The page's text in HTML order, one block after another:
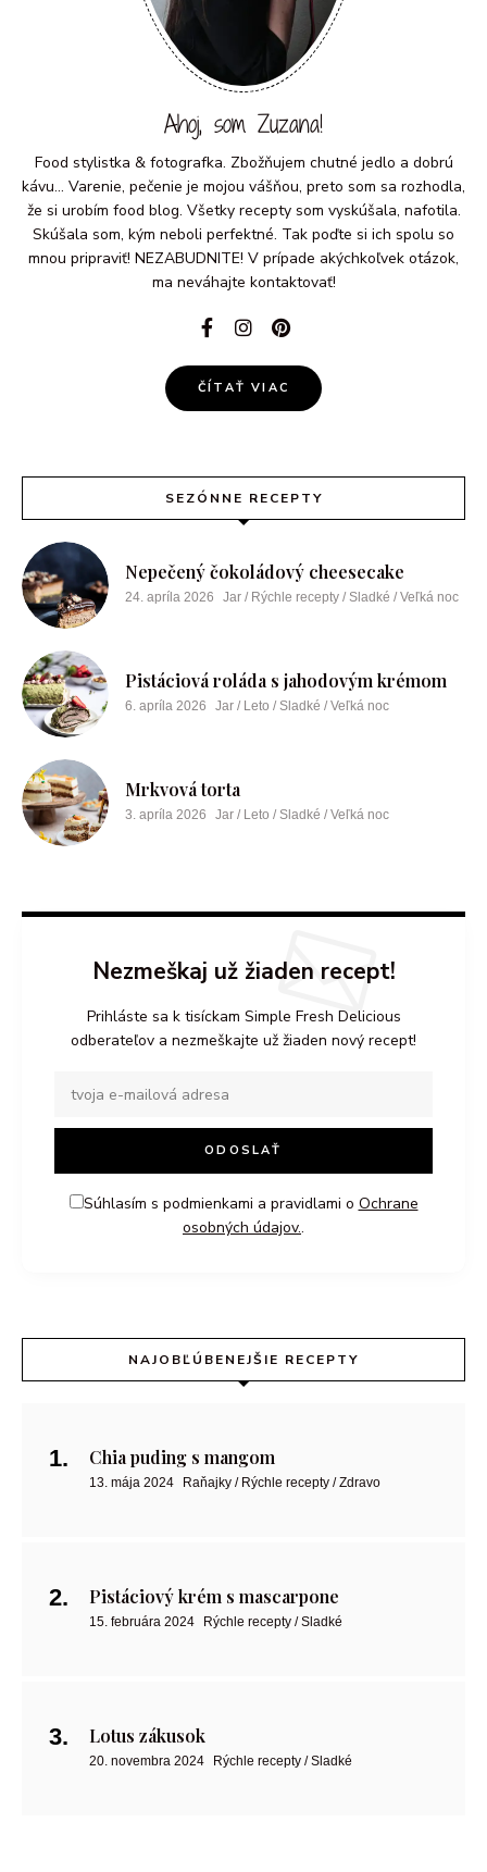
Ahoj, som Zuzana!
Food stylistka & fotografka. Zbožňujem chutné jedlo a dobrú
kávu... Varenie, pečenie je mojou vášňou, preto som sa rozhodla,
že si urobím food blog. Všetky recepty som vyskúšala, nafotila.
Skúšala som, kým neboli perfektné. Tak poďte si ich spolu so
mnou pripraviť! NEZABUDNITE! V prípade akýchkoľvek otázok,
ma neváhajte kontaktovať!
ČÍTAŤ VIAC
SEZÓNNE RECEPTY
Nepečený čokoládový cheesecake
24. apríla 2026 Jar / Rýchle recepty / Sladké / Veľká noc
Pistáciová roláda s jahodovým krémom
6. apríla 2026 Jar / Leto / Sladké / Veľká noc
Mrkvová torta
3. apríla 2026 Jar / Leto / Sladké / Veľká noc
Nezmeškaj už žiaden recept!
Prihláste sa k tisíckam Simple Fresh Delicious
odberateľov a nezmeškajte už žiaden nový recept!
Súhlasím s podmienkami a pravidlami o Ochrane
osobných údajov..
NAJOBĽÚBENEJŠIE RECEPTY
Chia puding s mangom
13. mája 2024 Raňajky / Rýchle recepty / Zdravo
Pistáciový krém s mascarpone
15. februára 2024 Rýchle recepty / Sladké
Lotus zákusok
20. novembra 2024 Rýchle recepty / Sladké